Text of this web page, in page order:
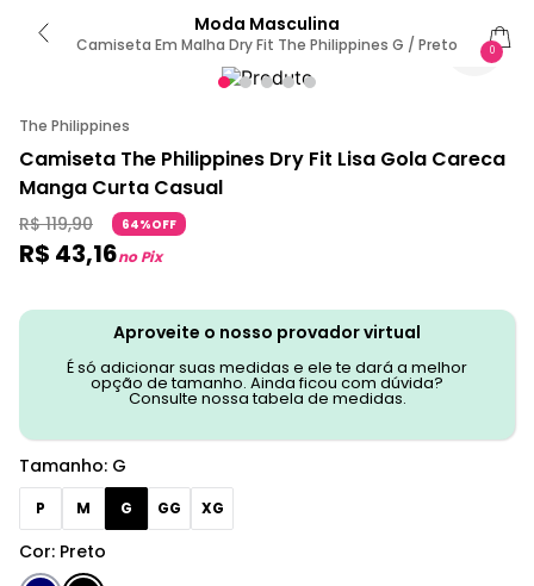
Moda Masculina
Camiseta Em Malha Dry Fit The Philippines G / Preto 0
The Philippines
Camiseta The Philippines Dry Fit Lisa Gola Careca
Manga Curta Casual
R$ 119,90 64%OFF
R$ 43,16no Pix
Aproveite o nosso provador virtual
É só adicionar suas medidas e ele te dará a melhor
opção de tamanho. Ainda ficou com dúvida?
Consulte nossa tabela de medidas.
Cor: Preto
Tamanho: G
P M G GG XG